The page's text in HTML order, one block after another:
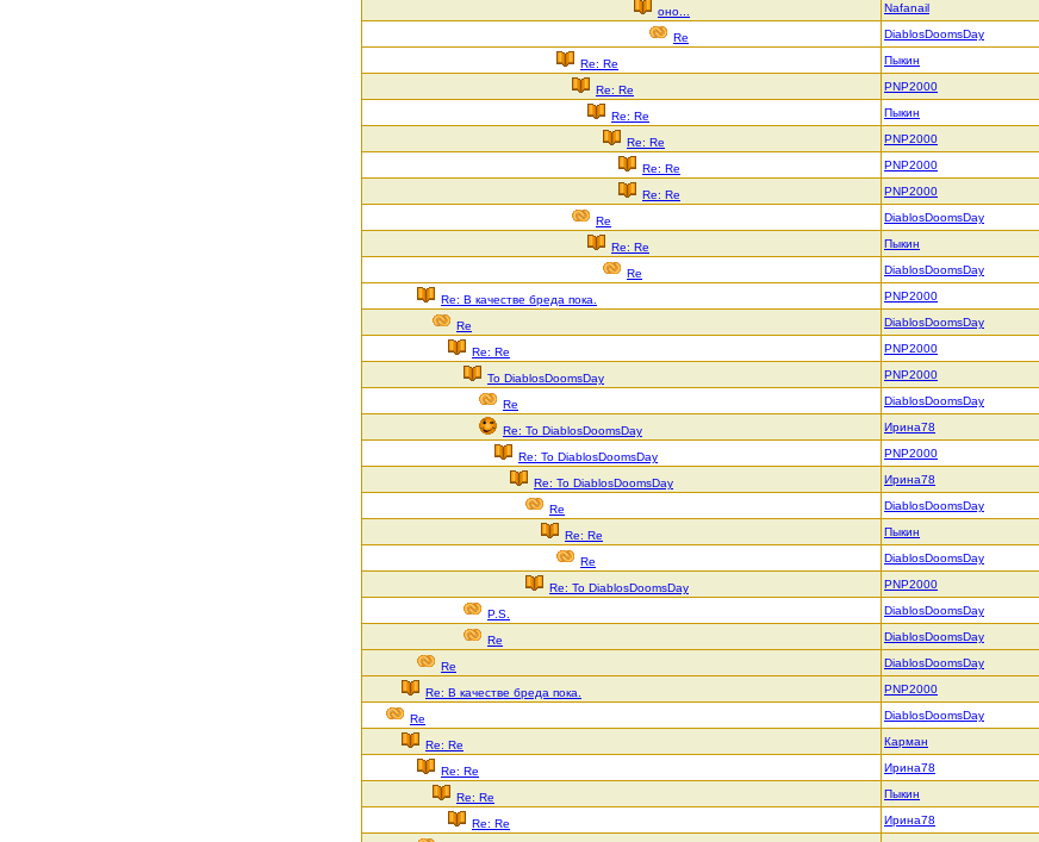
оно... Nafanail
Re DiablosDoomsDay
Re: Re Пыкин
Re: Re PNP2000
Re: Re Пыкин
Re: Re PNP2000
Re: Re PNP2000
Re: Re PNP2000
Re DiablosDoomsDay
Re: Re Пыкин
Re DiablosDoomsDay
Re: В качестве бреда пока. PNP2000
Re DiablosDoomsDay
Re: Re PNP2000
То DiablosDoomsDay PNP2000
Re DiablosDoomsDay
Re: То DiablosDoomsDay Ирина78
Re: То DiablosDoomsDay PNP2000
Re: То DiablosDoomsDay Ирина78
Re DiablosDoomsDay
Re: Re Пыкин
Re DiablosDoomsDay
Re: То DiablosDoomsDay PNP2000
P.S. DiablosDoomsDay
Re DiablosDoomsDay
Re DiablosDoomsDay
Re: В качестве бреда пока. PNP2000
Re DiablosDoomsDay
Re: Re Карман
Re: Re Ирина78
Re: Re Пыкин
Re: Re Ирина78